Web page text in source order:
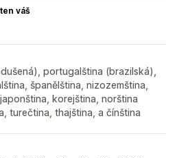
váš
portugalština (brazilská),
španělština, nizozemština,
korejština, norština
turečtina, thajština, a čínština